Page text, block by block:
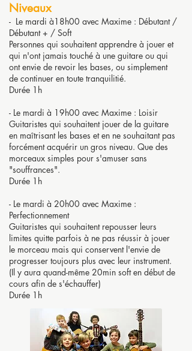
Niveaux
- Le mardi à18h00 avec Maxime : Débutant /
Débutant + / Soft
Personnes qui souhaitent apprendre à jouer et
qui n'ont jamais touché à une guitare ou qui
ont envie de revoir les bases, ou simplement
de continuer en toute tranquilitié.
Durée 1h
- Le mardi à 19h00 avec Maxime : Loisir
Guitaristes qui souhaitent jouer de la guitare
en maîtrisant les bases et en ne souhaitant pas
forcément acquérir un gros niveau. Que des
morceaux simples pour s'amuser sans
"souffrances".
Durée 1h
- Le mardi à 20h00 avec Maxime :
Perfectionnement
Guitaristes qui souhaitent repousser leurs
limites quitte parfois à ne pas réussir à jouer
le morceau mais qui conservent l'envie de
progresser toujours plus avec leur instrument.
(Il y aura quand-même 20min soft en début de
cours afin de s'échauffer)
Durée 1h